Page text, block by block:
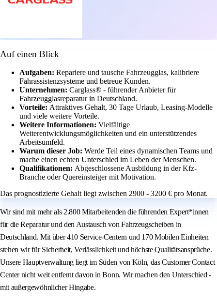
Auf einen Blick
Aufgaben: Repariere und tausche Fahrzeugglas, kalibriere
Fahrassistenzsysteme und betreue Kunden.
Unternehmen: Carglass® - führender Anbieter für
Fahrzeugglasreparatur in Deutschland.
Vorteile: Attraktives Gehalt, 30 Tage Urlaub, Leasing-Modelle
und viele weitere Vorteile.
Weitere Informationen: Vielfältige
Weiterentwicklungsmöglichkeiten und ein unterstützendes
Arbeitsumfeld.
Warum dieser Job: Werde Teil eines dynamischen Teams und
mache einen echten Unterschied im Leben der Menschen.
Qualifikationen: Abgeschlossene Ausbildung in der Kfz-
Branche oder Quereinsteiger mit Motivation.
Das prognostizierte Gehalt liegt zwischen 2900 - 3200 € pro Monat.
Wir sind mit mehr als 2.800 Mitarbeitenden die führenden Expert*innen
für die Reparatur und den Austausch von Fahrzeugscheiben in
Deutschland. Mit über 410 Service-Centern und 170 Mobilen Einheiten
stehen wir für Sicherheit, Verlässlichkeit und höchste Qualitätsansprüche.
Unsere Hauptverwaltung liegt im Süden von Köln, das Customer Contact
Center nicht weit entfernt davon in Bonn. Wir machen den Unterschied -
mit außergewöhnlicher Hingabe.